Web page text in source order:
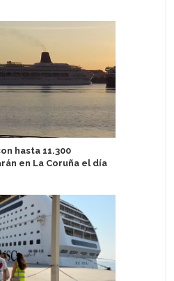
hasta 11.300
en La Coruña el día